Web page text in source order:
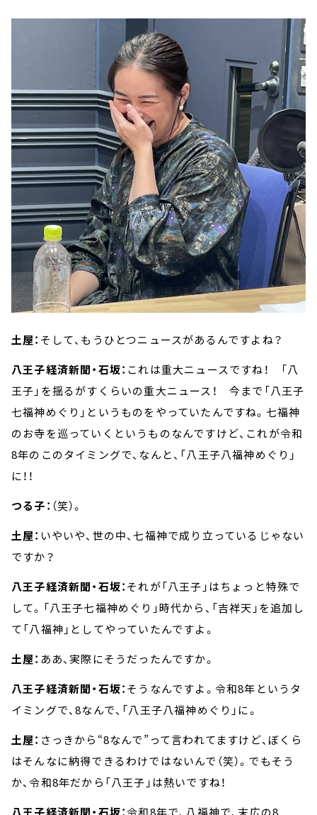
土屋： そして、もうひとつニュースがあるんですよね？
八王子経済新聞・石坂： これは重大ニュースですね！ 「八
王子」を揺るがすくらいの重大ニュース！ 今まで「八王子
七福神めぐり」というものをやっていたんですね。七福神
のお寺を巡っていくというものなんですけど、これが令和
8年のこのタイミングで、なんと、「八王子八福神めぐり」
に！！
つる子： （笑）。
土屋： いやいや、世の中、七福神で成り立っているじゃない
ですか？
八王子経済新聞・石坂：それが「八王子」はちょっと特殊で
して。「八王子七福神めぐり」時代から、「吉祥天」を追加し
て「八福神」としてやっていたんですよ。
土屋： ああ、実際にそうだったんですか。
八王子経済新聞・石坂：そうなんですよ。令和8年というタ
イミングで、8なんで、「八王子八福神めぐり」に。
土屋： さっきから“8なんで”って言われてますけど、ぼくら
はそんなに納得できるわけではないんで（笑）。でもそう
か、令和8年だから「八王子」は熱いですね！
八王子経済新聞・石坂：令和8年で、八福神で、末広の8